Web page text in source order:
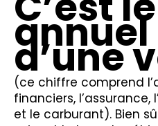
d’une
(ce chiffre comprend
financiers, l’assurance,
et le carburant). Bien